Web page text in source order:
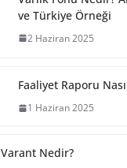
ve Türkiye Örneği
2 Haziran 2025
Faaliyet Raporu
1 Haziran 2025
Varant Nedir?